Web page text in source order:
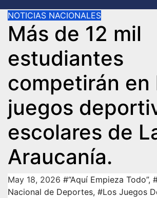
NOTICIAS NACIONALES
Más de 12 mil
estudiantes
competirán en
juegos
escolares de
Araucanía.
May 18, 2026 #“Aquí Empieza Todo”,
Nacional de Deportes, #Los Juegos